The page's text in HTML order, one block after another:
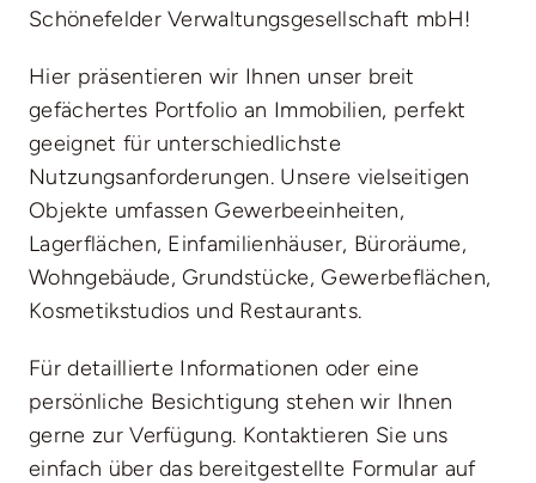
Schönefelder Verwaltungsgesellschaft mbH!
Hier präsentieren wir Ihnen unser breit
gefächertes Portfolio an Immobilien, perfekt
geeignet für unterschiedlichste
Nutzungsanforderungen. Unsere vielseitigen
Objekte umfassen Gewerbeeinheiten,
Lagerflächen, Einfamilienhäuser, Büroräume,
Wohngebäude, Grundstücke, Gewerbeflächen,
Kosmetikstudios und Restaurants.
Für detaillierte Informationen oder eine
persönliche Besichtigung stehen wir Ihnen
gerne zur Verfügung. Kontaktieren Sie uns
einfach über das bereitgestellte Formular auf